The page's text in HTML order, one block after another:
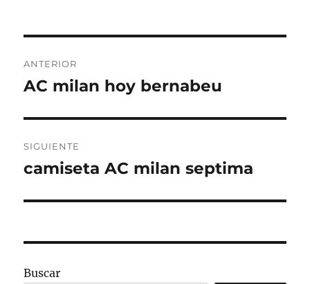
de
ANTERIOR
Entrada
AC milan hoy bernabeu
SIGUIENTE
Entrada
camiseta AC milan septima
Buscar